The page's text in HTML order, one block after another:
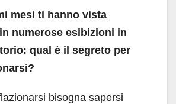
mesi ti hanno vista
numerose esibizioni in
qual è il segreto per
bisogna sapersi